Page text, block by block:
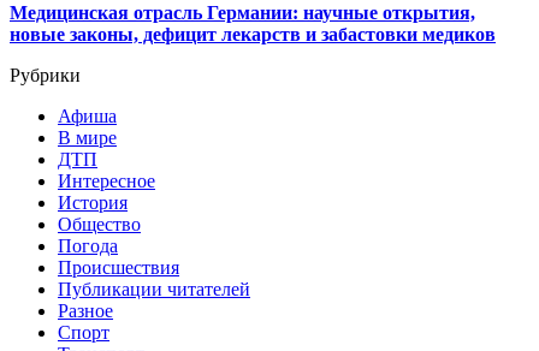
Медицинская отрасль Германии: научные открытия,
новые законы, дефицит лекарств и забастовки медиков
Рубрики
Афиша
В мире
ДТП
Интересное
История
Общество
Погода
Происшествия
Публикации читателей
Разное
Спорт